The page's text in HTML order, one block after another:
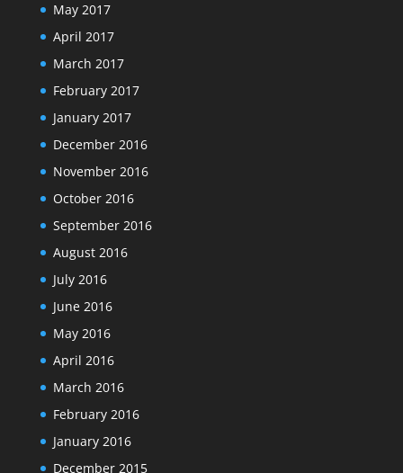
May 2017
April 2017
March 2017
February 2017
January 2017
December 2016
November 2016
October 2016
September 2016
August 2016
July 2016
June 2016
May 2016
April 2016
March 2016
February 2016
January 2016
December 2015